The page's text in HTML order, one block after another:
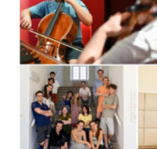
6 ԺԱՄ
ԱՌԱՋ
Մալաթիա-Սեբաստիա
արմատից փտած
ԱՌԱՋ
Իրանը և Օմանը
Հորմուզի նեղուցի
կառուցվածքը
7 ԺԱՄ
ԱՌԱՋ
8-ամյա Մոնթե
հաղթահարել են